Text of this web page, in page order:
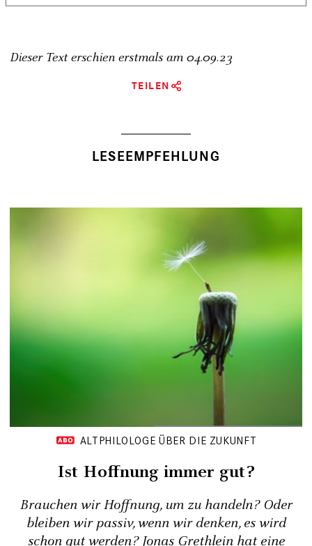
Dieser Text erschien erstmals am 04.09.23
TEILEN
LESEEMPFEHLUNG
ALTPHILOLOGE ÜBER DIE ZUKUNFT
Ist Hoffnung immer gut?
Brauchen wir Hoffnung, um zu handeln? Oder
bleiben wir passiv, wenn wir denken, es wird
schon gut werden? Jonas Grethlein hat eine